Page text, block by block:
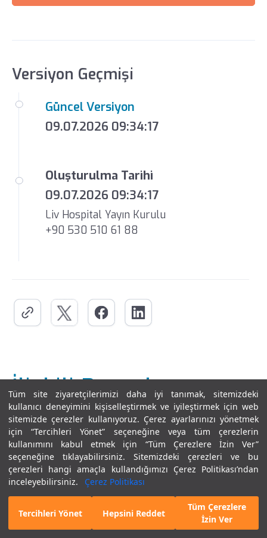
Tüm site ziyaretçilerimizi daha iyi tanımak, sitemizdeki
kullanıcı deneyimini kişiselleştirmek ve iyileştirmek için web
sitemizde çerezler kullanıyoruz. Çerez ayarlarınızı yönetmek
için “Tercihleri Yönet” seçeneğine veya tüm çerezlerin
kullanımını kabul etmek için “Tüm Çerezlere İzin Ver”
seçeneğine tıklayabilirsiniz. Sitemizdeki çerezleri ve bu
çerezleri hangi amaçla kullandığımızı Çerez Politikası’ndan
inceleyebilirsiniz.
Çerez Politikası
Tercihleri Yönet Hepsini Reddet
Tüm Çerezlere
İzin Ver
Bizi Arayın İletişim Formu
Versiyon Geçmişi
Güncel Versiyon
09.07.2026 09:34:17
Oluşturulma Tarihi
09.07.2026 09:34:17
Liv Hospital Yayın Kurulu
+90 530 510 61 88
İlişkili Branşlar